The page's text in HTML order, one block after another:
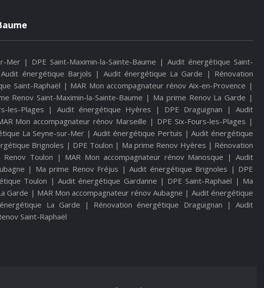
Mer| DPE Saint-Maximin-la-Sainte-Baume | Audit énergétique Saint-
Audit énergétique Barjols | Audit énergétique La Garde | Rénovation
Saint-Raphaël | MAR Mon accompagnateur rénov Aix-en-Provence |
Renov Saint-Maximin-la-Sainte-Baume | Ma prime Renov La Garde |
les-Plages |Audit énergétique Hyères | DPE Draguignan |Audit
Mon accompagnateur rénov Marseille | DPE Six-Fours-les-Plages |
La Seyne-sur-Mer|Audit énergétique Pertuis |Audit énergétique
Brignoles | DPE Toulon | Ma prime Renov Hyères | Rénovation
Toulon | MAR Mon accompagnateur rénov Manosque |Audit
| Ma prime Renov Fréjus | Audit énergétique Brignoles | DPE
Toulon | Audit énergétique Gardanne | DPE Saint-Raphaël | Ma
Garde | MAR Mon accompagnateur rénov Aubagne | Audit énergétique
La Garde | Rénovation énergétique Draguignan |Audit
Saint-Raphaël